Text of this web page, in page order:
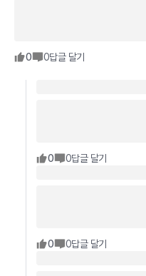
0 0답글 달기
0 0답글 달기
0 0답글 달기